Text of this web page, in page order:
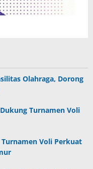
Olahraga, Dorong
Turnamen Voli
Turnamen Voli Perkuat